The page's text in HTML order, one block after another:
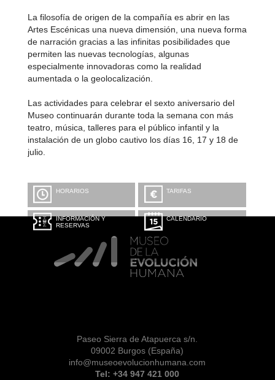
La filosofía de origen de la compañía es abrir en las
Artes Escénicas una nueva dimensión, una nueva forma
de narración gracias a las infinitas posibilidades que
permiten las nuevas tecnologías, algunas
especialmente innovadoras como la realidad
aumentada o la geolocalización.
Las actividades para celebrar el sexto aniversario del
Museo continuarán durante toda la semana con más
teatro, música, talleres para el público infantil y la
instalación de un globo cautivo los días 16, 17 y 18 de
julio.
HORARIOS TARIFAS
INFORMACIÓN Y
RESERVAS
CALENDARIO
Paseo Sierra de Atapuerca s/n.
09002 Burgos (España)
info@museoevolucionhumana.com
Tel: +34 947 421 000